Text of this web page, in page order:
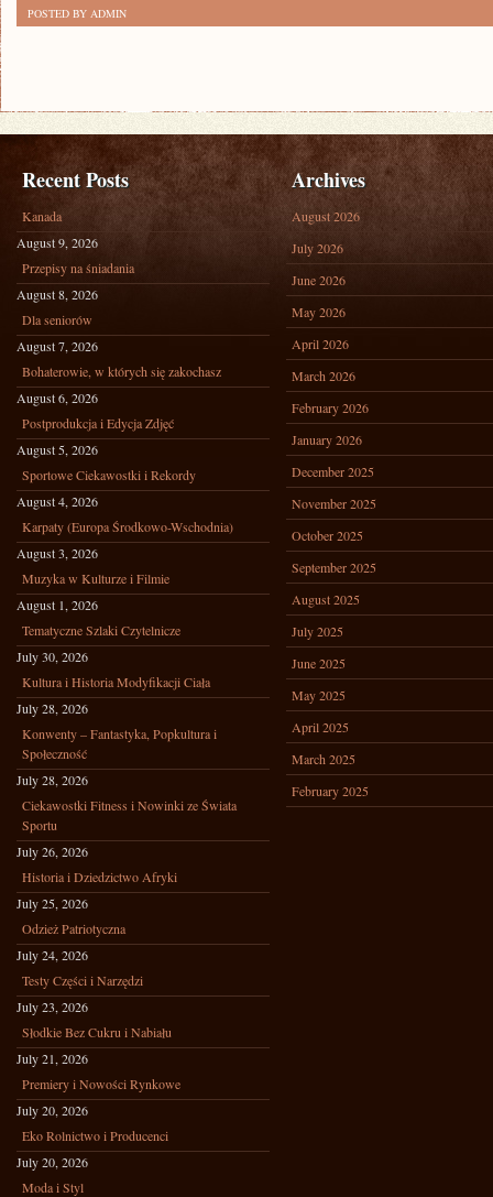
POSTED BY ADMIN
Recent Posts
Kanada
August 9, 2026
Przepisy na śniadania
August 8, 2026
Dla seniorów
August 7, 2026
Bohaterowie, w których się zakochasz
August 6, 2026
Postprodukcja i Edycja Zdjęć
August 5, 2026
Sportowe Ciekawostki i Rekordy
August 4, 2026
Karpaty (Europa Środkowo-Wschodnia)
August 3, 2026
Muzyka w Kulturze i Filmie
August 1, 2026
Tematyczne Szlaki Czytelnicze
July 30, 2026
Kultura i Historia Modyfikacji Ciała
July 28, 2026
Konwenty – Fantastyka, Popkultura i
Społeczność
July 28, 2026
Ciekawostki Fitness i Nowinki ze Świata
Sportu
July 26, 2026
Historia i Dziedzictwo Afryki
July 25, 2026
Odzież Patriotyczna
July 24, 2026
Testy Części i Narzędzi
July 23, 2026
Słodkie Bez Cukru i Nabiału
July 21, 2026
Premiery i Nowości Rynkowe
July 20, 2026
Eko Rolnictwo i Producenci
July 20, 2026
Moda i Styl
Archives
August 2026
July 2026
June 2026
May 2026
April 2026
March 2026
February 2026
January 2026
December 2025
November 2025
October 2025
September 2025
August 2025
July 2025
June 2025
May 2025
April 2025
March 2025
February 2025